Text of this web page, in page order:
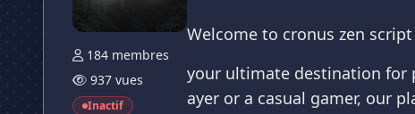
184 membres
937 vues
Inactif
Welcome to cronus zen
your ultimate destination for
ayer or a casual gamer, our